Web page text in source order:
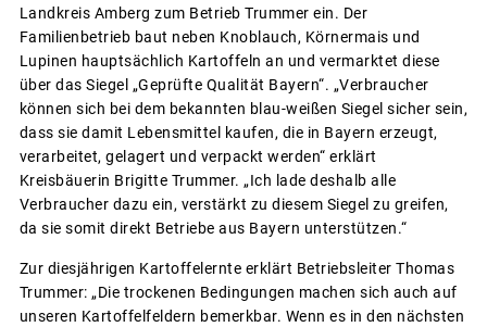
Landkreis Amberg zum Betrieb Trummer ein. Der
Familienbetrieb baut neben Knoblauch, Körnermais und
Lupinen hauptsächlich Kartoffeln an und vermarktet diese
über das Siegel „Geprüfte Qualität Bayern“. „Verbraucher
können sich bei dem bekannten blau-weißen Siegel sicher sein,
dass sie damit Lebensmittel kaufen, die in Bayern erzeugt,
verarbeitet, gelagert und verpackt werden“ erklärt
Kreisbäuerin Brigitte Trummer. „Ich lade deshalb alle
Verbraucher dazu ein, verstärkt zu diesem Siegel zu greifen,
da sie somit direkt Betriebe aus Bayern unterstützen.“
Zur diesjährigen Kartoffelernte erklärt Betriebsleiter Thomas
Trummer: „Die trockenen Bedingungen machen sich auch auf
unseren Kartoffelfeldern bemerkbar. Wenn es in den nächsten